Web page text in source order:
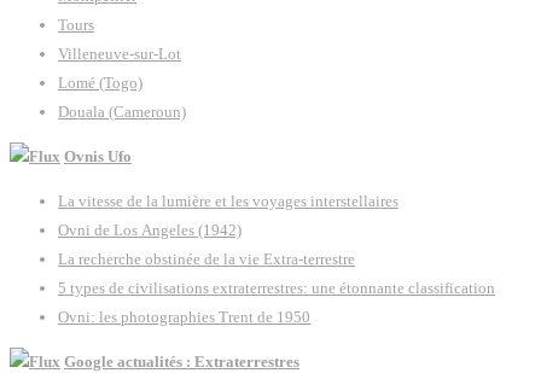
Tours
Villeneuve-sur-Lot
Lomé (Togo)
Douala (Cameroun)
Ovnis Ufo
La vitesse de la lumière et les voyages interstellaires
Ovni de Los Angeles (1942)
La recherche obstinée de la vie Extra-terrestre
5 types de civilisations extraterrestres: une étonnante classification
Ovni: les photographies Trent de 1950
Google actualités : Extraterrestres